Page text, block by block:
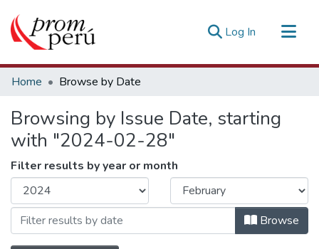
Log In (current)
Communities & Collections
Estadísticas Externas
Home Browse by Date
Browsing by Issue Date, starting
with "2024-02-28"
Filter results by year or month
Browse